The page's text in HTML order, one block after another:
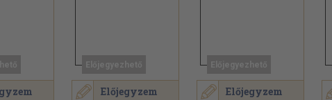
Előjegyzem Előjegyzem